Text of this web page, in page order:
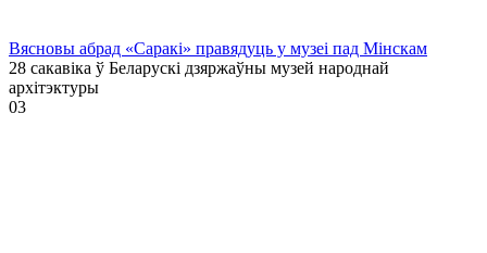
Вясновы абрад «Саракі» правядуць у музеі пад Мінскам
28 сакавіка ў Беларускі дзяржаўны музей народнай
архітэктуры
03